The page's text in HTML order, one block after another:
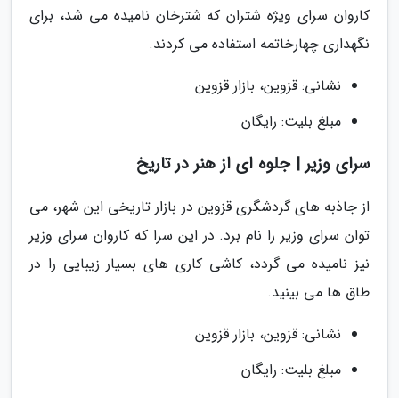
کاروان سرای ویژه شتران که شترخان نامیده می شد، برای
نگهداری چهارخاتمه استفاده می کردند.
نشانی: قزوین، بازار قزوین
مبلغ بلیت: رایگان
سرای وزیر | جلوه ای از هنر در تاریخ
از جاذبه های گردشگری قزوین در بازار تاریخی این شهر، می
توان سرای وزیر را نام برد. در این سرا که کاروان سرای وزیر
نیز نامیده می گردد، کاشی کاری های بسیار زیبایی را در
طاق ها می بینید.
نشانی: قزوین، بازار قزوین
مبلغ بلیت: رایگان